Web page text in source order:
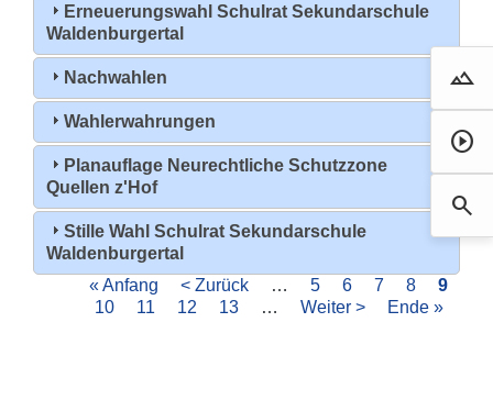
landscape
Film
play_circle
search
Erneuerungswahl Schulrat Sekundarschule
Waldenburgertal
Nachwahlen
Wahlerwahrungen
Planauflage Neurechtliche Schutzzone
Quellen z'Hof
Stille Wahl Schulrat Sekundarschule
Waldenburgertal
Seitennummerierung
Erste
Seite
« Anfang
Vorherige
Seite
< Zurück … Page
5 Page
6 Page
7 Page
8
Seite
9
Page
10 Page
11 Page
12 Page
13 …
Nächste
Weiter >
Letzte
Ende »